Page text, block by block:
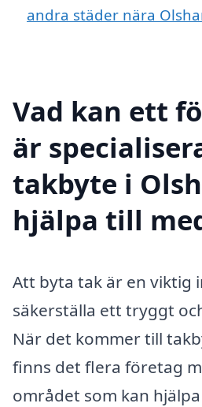
andra städer nära
Vad kan ett
är
takbyte i
hjälpa till
Att byta tak är en viktig
säkerställa ett tryggt
När det kommer till
finns det flera företag
området som kan